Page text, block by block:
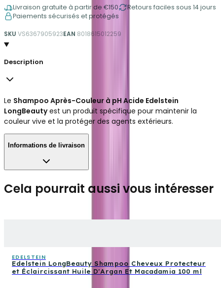
Livraison gratuite à partir de €150
Retours faciles sous 14 jours
Paiements sécurisés et protégés
SKU VS6367905923EAN 8018615012259
Description
Le Shampoo Après-Couleur à pH Acide Edelstein
LongBeautyest un produit spécifique pour maintenir la
couleur vive et la protéger des agents extérieurs.
Informations de livraison
Cela pourrait aussi vous intéresser
EDELSTEIN
Edelstein LongBeauty Shampoo Cheveux Protecteur
et Éclaircissant Huile D'Argan Et Macadamia 100 ml